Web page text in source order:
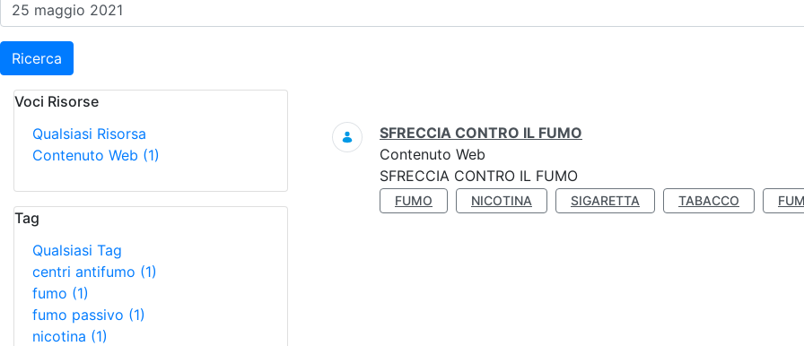
Ricerca
Voci Risorse
Qualsiasi Risorsa
Contenuto Web (1)
Tag
Qualsiasi Tag
centri antifumo (1)
fumo (1)
fumo passivo (1)
nicotina (1)
Ricerca
SFRECCIA CONTRO IL FUMO
Contenuto Web
SFRECCIA CONTRO IL FUMO
FUMO NICOTINA SIGARETTA TABACCO